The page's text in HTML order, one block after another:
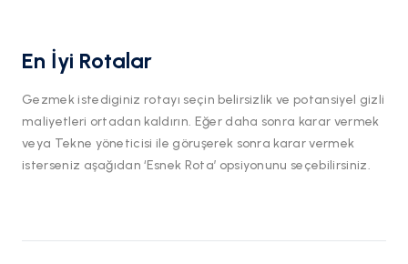
En İyi Rotalar
Gezmek istediginiz rotayı seçin belirsizlik ve potansiyel gizli
maliyetleri ortadan kaldırın. Eğer daha sonra karar vermek
veya Tekne yöneticisi ile göruşerek sonra karar vermek
isterseniz aşağıdan ‘Esnek Rota’ opsiyonunu seçebilirsiniz.